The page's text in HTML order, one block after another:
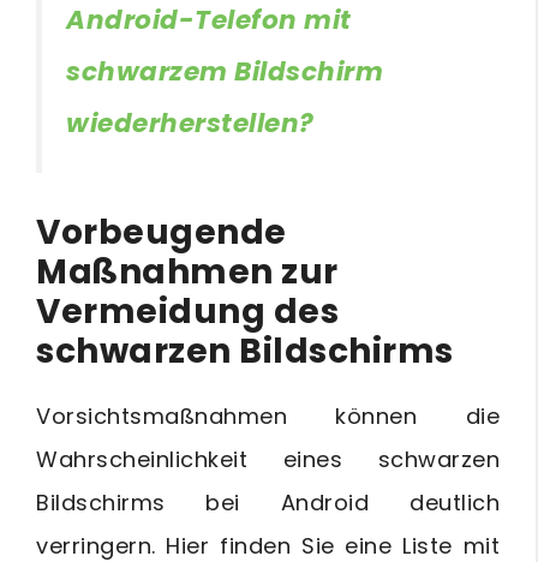
Android-Telefon mit
schwarzem Bildschirm
wiederherstellen?
Vorbeugende
Maßnahmen zur
Vermeidung des
schwarzen Bildschirms
Vorsichtsmaßnahmen können die
Wahrscheinlichkeit eines schwarzen
Bildschirms bei Android deutlich
verringern. Hier finden Sie eine Liste mit